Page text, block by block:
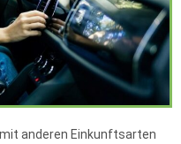
anderen Einkunftsarten